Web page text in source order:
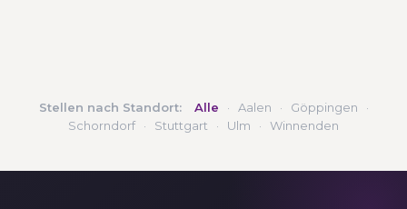
Stellen nach Standort: Alle · Aalen · Göppingen
·
Schorndorf
· Stuttgart · Ulm · Winnenden